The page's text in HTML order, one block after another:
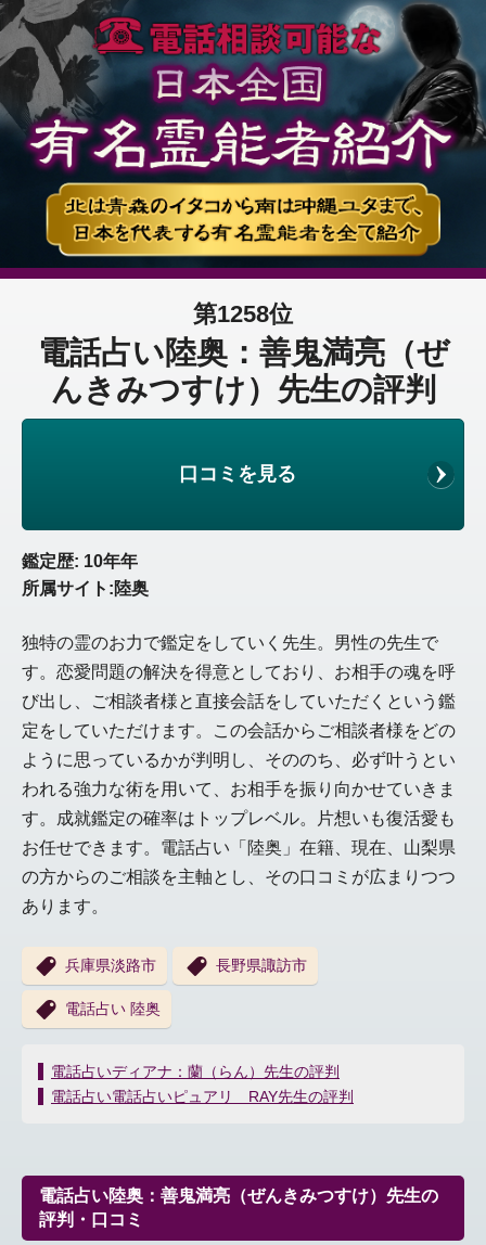
第1258位
電話占い陸奥：善鬼満亮（ぜ
んきみつすけ）先生の評判
口コミを見る
鑑定歴: 10年年
所属サイト:陸奥
独特の霊のお力で鑑定をしていく先生。男性の先生で
す。恋愛問題の解決を得意としており、お相手の魂を呼
び出し、ご相談者様と直接会話をしていただくという鑑
定をしていただけます。この会話からご相談者様をどの
ように思っているかが判明し、そののち、必ず叶うとい
われる強力な術を用いて、お相手を振り向かせていきま
す。成就鑑定の確率はトップレベル。片想いも復活愛も
お任せできます。電話占い「陸奥」在籍、現在、山梨県
の方からのご相談を主軸とし、その口コミが広まりつつ
あります。
兵庫県淡路市 長野県諏訪市
電話占い 陸奥
投
稿
ー
シ
ョ
電話占いディアナ：蘭（らん）先生の評判
電話占い電話占いピュアリ RAY先生の評判
電話占い陸奥：善鬼満亮（ぜんきみつすけ）先生の
評判・口コミ